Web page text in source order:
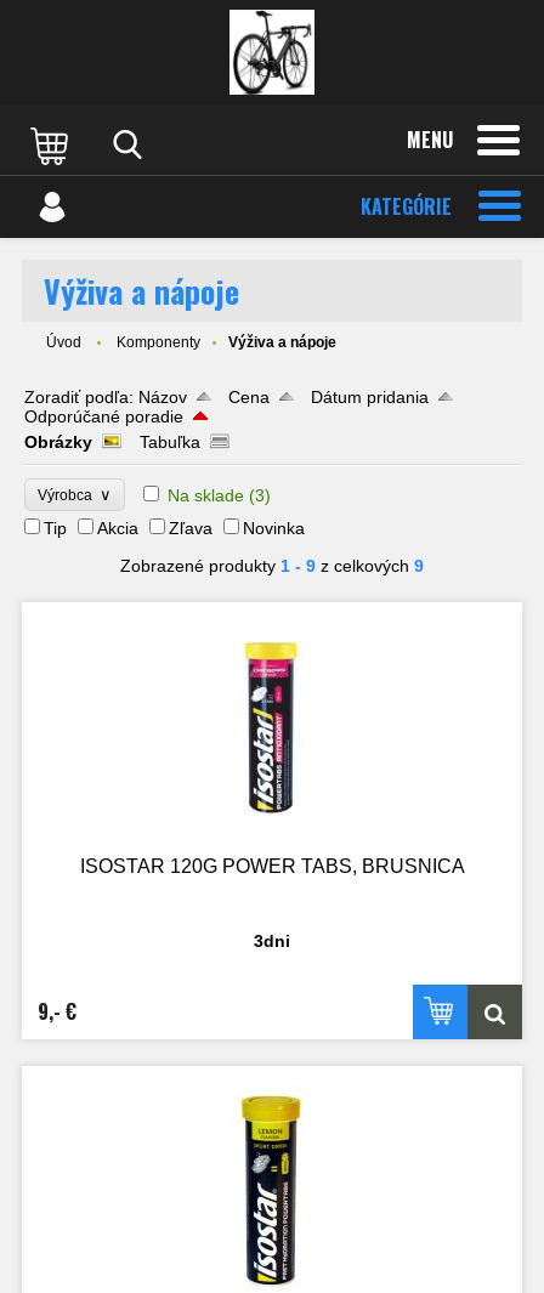
MENU
KATEGÓRIE
Výživa a nápoje
Úvod Komponenty Výživa a nápoje
Zoradiť podľa: Názov Cena
Dátum pridania
Odporúčané poradie
Obrázky
Tabuľka
Výrobca ∨ Na sklade (3)
Tip
Akcia Zľava
Novinka
Zobrazené produkty 1 - 9 z celkových 9
ISOSTAR 120G POWER TABS, BRUSNICA
3dni
9,- €